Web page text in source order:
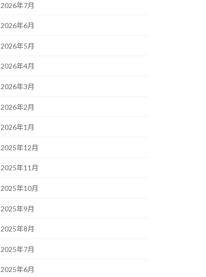
2026年7月
2026年6月
2026年5月
2026年4月
2026年3月
2026年2月
2026年1月
2025年12月
2025年11月
2025年10月
2025年9月
2025年8月
2025年7月
2025年6月